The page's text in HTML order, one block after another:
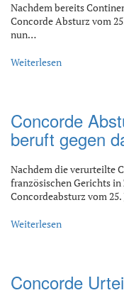
Nachdem bereits
Concorde Absturz vom
nun…
Weiterlesen
Concorde
beruft gegen
Nachdem die verurteilte
französischen Gerichts
Concordeabsturz vom
Weiterlesen
Concorde